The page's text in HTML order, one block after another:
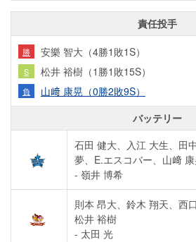
責任投手
勝 安樂 智大（4勝1敗1S）
S 松井 裕樹（1勝1敗15S）
負
山﨑 康晃（0勝2敗9S）
バッテリー
石田 健大、入江 大生、田
夢、E.エスコバー、山﨑
- 嶺井 博希
則本 昂大、鈴木 翔天、西
松井 裕樹
- 太田 光